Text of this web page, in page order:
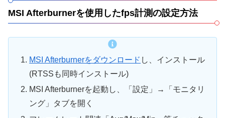
MSI Afterburnerを使用したfps計測の設定方法
MSI Afterburnerをダウンロード し、インストール
(RTSSも同時インストール)
MSI Afterburnerを起動し、「設定」→「モニタリ
ング」タブを開く